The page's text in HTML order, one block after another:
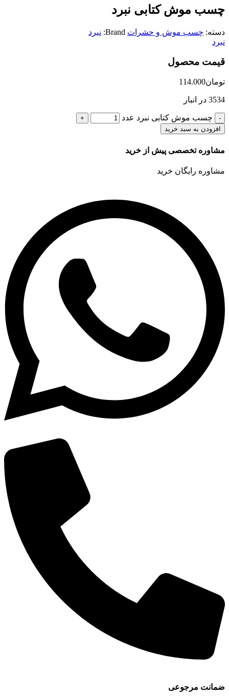
چسب موش کتابی نبرد
دسته: چسب موش و حشرات Brand: نبرد
نبرد
قیمت محصول
تومان114.000
3534 در انبار
چسب موش کتابی نبرد عدد
افزودن به سبد خرید
مشاوره تخصصی پیش از خرید
مشاوره رایگان خرید
ضمانت مرجوعی